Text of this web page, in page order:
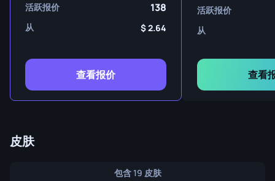
活跃报价 138
从 2.64
查看报价
活跃报价
从
查看
皮肤
包含 19 皮肤